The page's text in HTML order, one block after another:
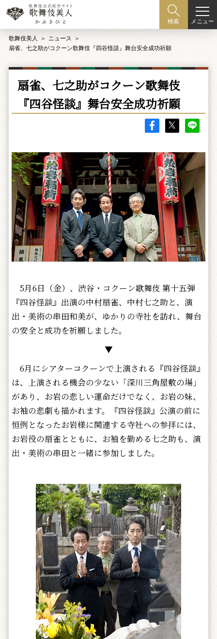
検索 メニュー
歌舞伎美人
ニュース
扇雀、七之助がコクーン歌舞伎『四谷怪談』舞台安全成功祈願
扇雀、七之助がコクーン歌舞伎
『四谷怪談』舞台安全成功祈願
5月6日（金）、渋谷・コクーン歌舞伎 第十五弾
『四谷怪談』出演の中村扇雀、中村七之助と、演
出・美術の串田和美が、ゆかりの寺社を訪れ、舞台
の安全と成功を祈願しました。
▼
6月にシアターコクーンで上演される『四谷怪談』
は、上演される機会の少ない「深川三角屋敷の場」
があり、お岩の悲しい運命だけでなく、お岩の妹、
お袖の悲劇も描かれます。『四谷怪談』公演の前に
恒例となったお岩様に関連する寺社への参拝には、
お岩役の扇雀とともに、お袖を勤める七之助も、演
出・美術の串田と一緒に参加しました。